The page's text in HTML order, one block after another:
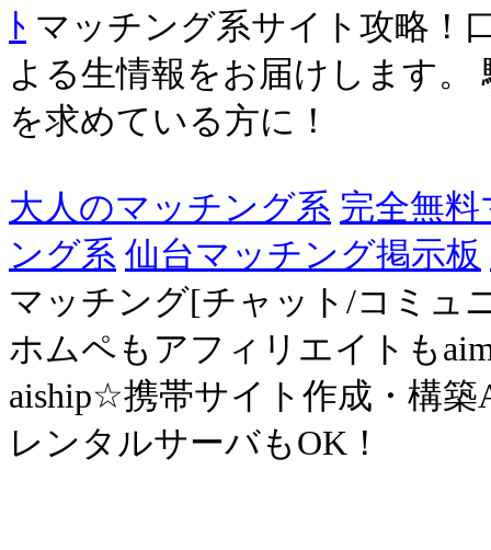
ﾄ マッチング系サイト攻略！
よる生情報をお届けします
を求めている方に！
大人のマッチング系 完全無
ング系 仙台マッチング掲示板
マッチング[チャット/コミュ
ホムペもアフィリエイトも
aiship☆携帯サイト作成・構
レンタルサーバもOK！